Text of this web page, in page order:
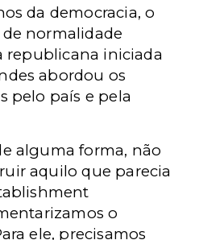
da democracia, o
normalidade
republicana iniciada
abordou os
pelo país e pela
alguma forma, não
aquilo que parecia
o
ele, precisamos